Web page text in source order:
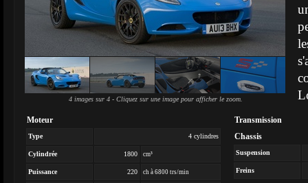
4 images sur 4 - Cliquez sur une image pour afficher le zoom.
Moteur
Type 4 cylindres
Cylindrée 1800 cm³
Puissance 220 ch à 6800 trs/min
Transmission
Chassis
Suspension
Freins